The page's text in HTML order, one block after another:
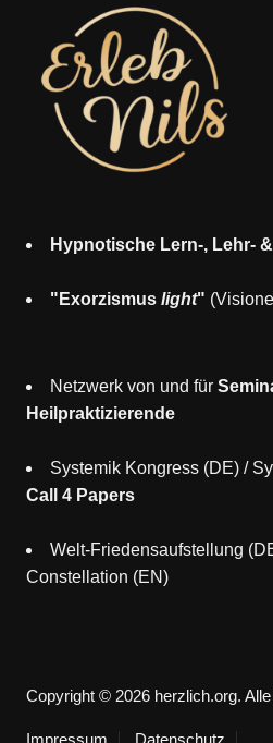
Hypnotische Lern-, Lehr-
"Exorzismus light"
Netzwerk von und für
Heilpraktizierende
Systemik Kongress (DE)/
Call 4 Papers
Welt-Friedensaufstellung
Constellation (EN)
Copyright © 2026 herzlich.org.
Impressum Datenschutz